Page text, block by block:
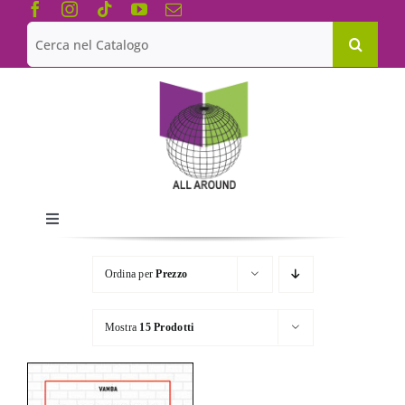
Salta
contenuto
Cerca
per:
Toggle
Navigation
Chi siamo
Le Collane
Catalogo
Ordina perPrezzo
Mostra 15 Prodotti